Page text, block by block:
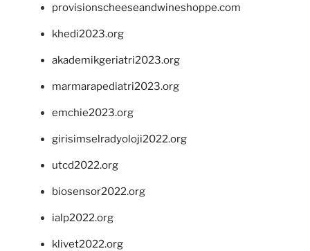
provisionscheeseandwineshoppe.com
khedi2023.org
akademikgeriatri2023.org
marmarapediatri2023.org
emchie2023.org
girisimselradyoloji2022.org
utcd2022.org
biosensor2022.org
ialp2022.org
klivet2022.org